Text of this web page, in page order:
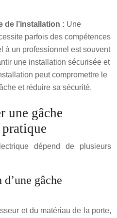
de l’installation : Une
parfois des compétences
à un professionnel est souvent
une installation sécurisée et
peut compromettre le
et réduire sa sécurité.
une gâche
dépend de plusieurs
gâche
et du matériau de la porte,